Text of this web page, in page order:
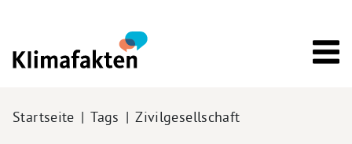
Pfadnavigation
Startseite Tags Zivilgesellschaft